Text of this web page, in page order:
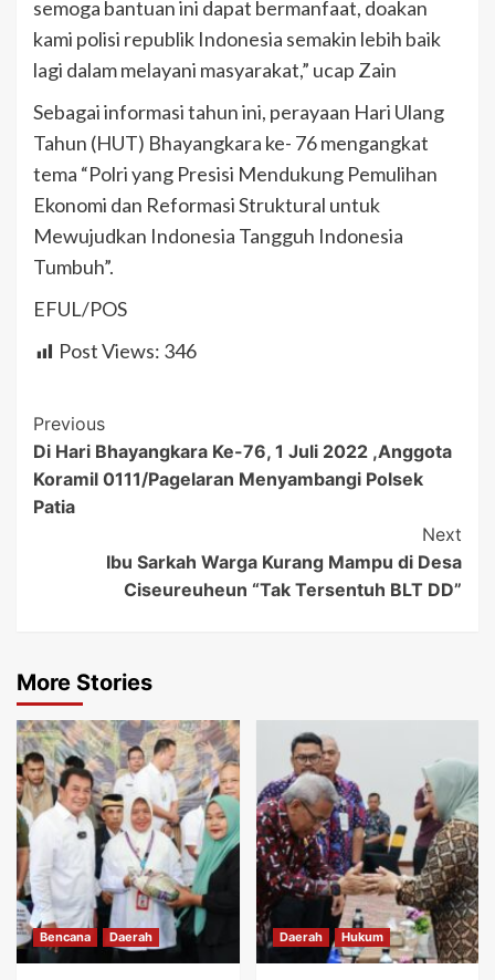
semoga bantuan ini dapat bermanfaat, doakan
kami polisi republik Indonesia semakin lebih baik
lagi dalam melayani masyarakat,” ucap Zain
Sebagai informasi tahun ini, perayaan Hari Ulang
Tahun (HUT) Bhayangkara ke- 76 mengangkat
tema “Polri yang Presisi Mendukung Pemulihan
Ekonomi dan Reformasi Struktural untuk
Mewujudkan Indonesia Tangguh Indonesia
Tumbuh”.
EFUL/POS
Post Views: 346
Post
Navigation
Previous
Di Hari Bhayangkara Ke-76, 1 Juli 2022 ,Anggota
Koramil 0111/Pagelaran Menyambangi Polsek
Patia
Next
Ibu Sarkah Warga Kurang Mampu di Desa
Ciseureuheun “Tak Tersentuh BLT DD”
More Stories
Bencana Daerah Daerah Hukum